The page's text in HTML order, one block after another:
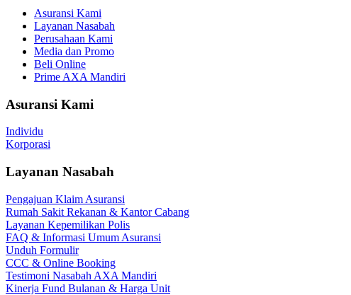
Asuransi Kami
Layanan Nasabah
Perusahaan Kami
Media dan Promo
Beli Online
Prime AXA Mandiri
Asuransi Kami
Individu
Korporasi
Layanan Nasabah
Pengajuan Klaim Asuransi
Rumah Sakit Rekanan & Kantor Cabang
Layanan Kepemilikan Polis
FAQ & Informasi Umum Asuransi
Unduh Formulir
CCC & Online Booking
Testimoni Nasabah AXA Mandiri
Kinerja Fund Bulanan & Harga Unit